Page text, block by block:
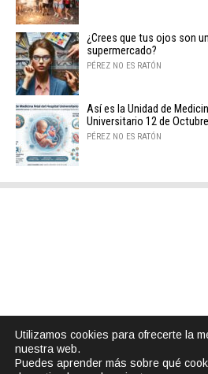
¿Crees que tus ojos son
supermercado?
PÉREZ NO ES RATÓN
Así es la Unidad de
Universitario 12 de Octubre
PÉREZ NO ES RATÓN
Utilizamos cookies para ofrecerte la
nuestra web.
Puedes aprender más sobre qué